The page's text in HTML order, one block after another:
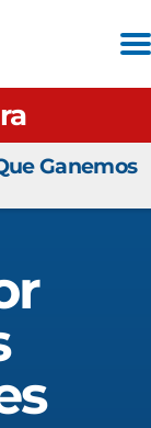
Ganemos